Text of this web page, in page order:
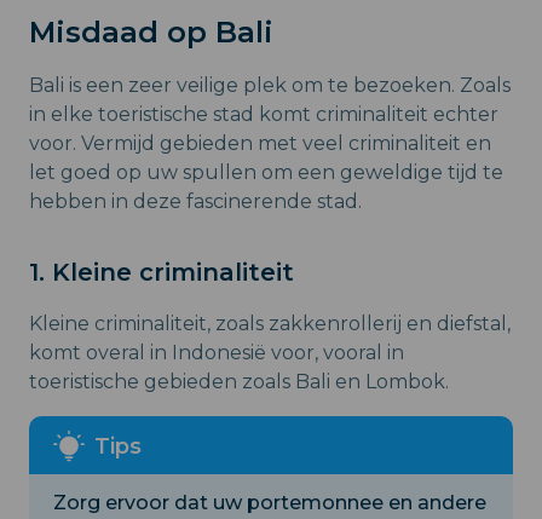
Misdaad op Bali
Bali is een zeer veilige plek om te bezoeken. Zoals
in elke toeristische stad komt criminaliteit echter
voor. Vermijd gebieden met veel criminaliteit en
let goed op uw spullen om een geweldige tijd te
hebben in deze fascinerende stad.
1. Kleine criminaliteit
Kleine criminaliteit, zoals zakkenrollerij en diefstal,
komt overal in Indonesië voor, vooral in
toeristische gebieden zoals Bali en Lombok.
Zorg ervoor dat uw portemonnee en andere